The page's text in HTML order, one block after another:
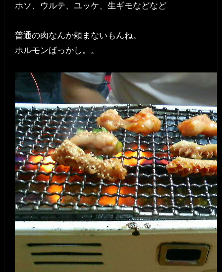
ホソ、ウルテ、ユッケ、生ギモなどなど
普通の肉なんか頼まないもんね。
ホルモンばっかし。。